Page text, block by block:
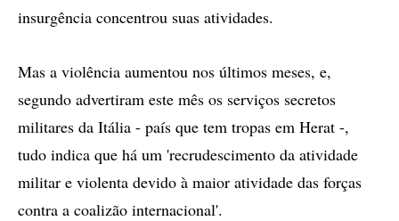
insurgência concentrou suas atividades.
Mas a violência aumentou nos últimos meses, e,
segundo advertiram este mês os serviços secretos
militares da Itália - país que tem tropas em Herat -,
tudo indica que há um 'recrudescimento da atividade
militar e violenta devido à maior atividade das forças
contra a coalizão internacional'.